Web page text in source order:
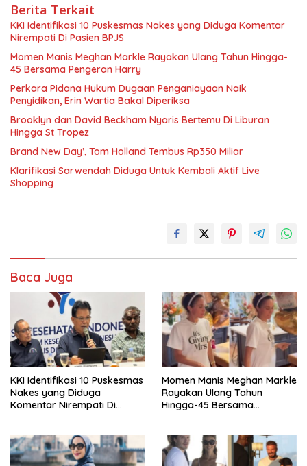
Berita Terkait
KKI Identifikasi 10 Puskesmas Nakes yang Diduga Komentar
Nirempati Di Pasien BPJS
Momen Manis Meghan Markle Rayakan Ulang Tahun Hingga-
45 Bersama Pengeran Harry
Perkara Pidana Hukum Dugaan Penganiayaan Naik
Penyidikan, Erin Wartia Bakal Diperiksa
Brooklyn dan David Beckham Nyaris Bertemu Di Liburan
Hingga St Tropez
Brand New Day’, Tom Holland Tembus Rp350 Miliar
Klarifikasi Sarwendah Diduga Untuk Kembali Aktif Live
Shopping
Baca Juga
KKI Identifikasi 10 Puskesmas
Nakes yang Diduga
Komentar Nirempati Di
Momen Manis Meghan Markle
Rayakan Ulang Tahun
Hingga-45 Bersama